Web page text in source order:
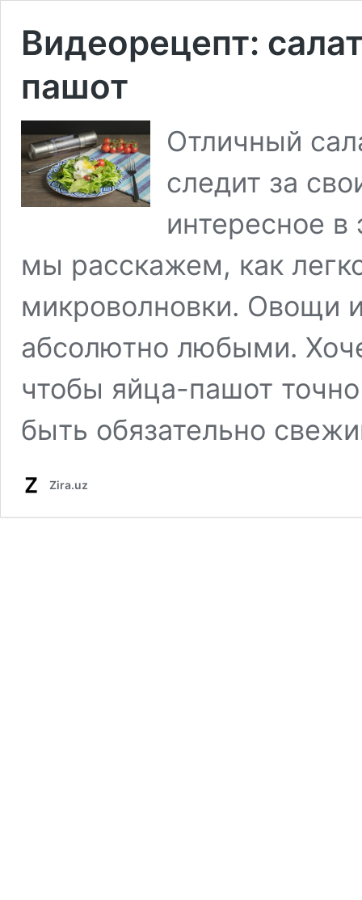
Видеорецепт:
пашот
Отличный
следит за
интересное
мы расскажем, как
микроволновки. Овощи
абсолютно любыми.
чтобы яйца-пашот
быть обязательно
Zira.uz